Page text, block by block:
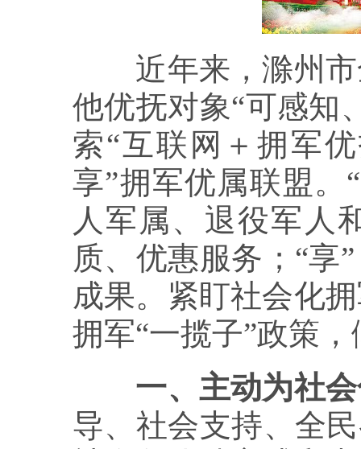
近年来，滁州市
他优抚对象“可感知
索“互联网＋拥军
享”拥军优属联盟。
人军属、退役军人
质、优惠服务；“享
成果。紧盯社会化
拥军“一揽子”政策
一、主动为社
导、社会支持、全